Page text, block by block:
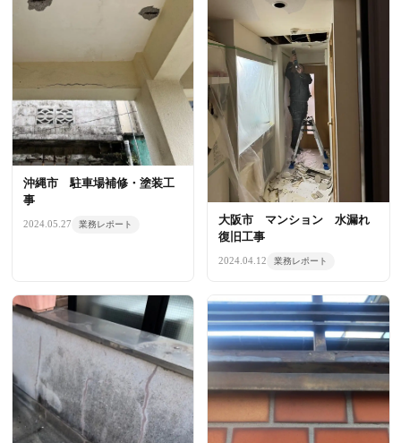
沖縄市 駐車場補修・塗装工
事
2024.05.27 業務レポート
大阪市 マンション 水漏れ
復旧工事
2024.04.12 業務レポート